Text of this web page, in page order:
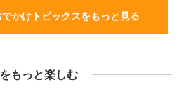
かけトピックスをもっと見る
もっと楽しむ